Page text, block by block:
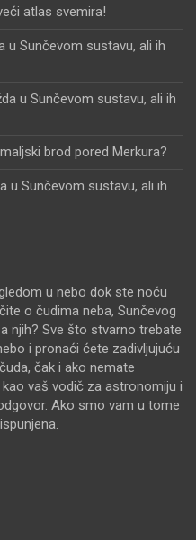
atlas svemira!
u Sunčevom sustavu, ali ih
u Sunčevom sustavu, ali ih
brod pored Merkura?
u Sunčevom sustavu, ali ih
u nebo dok ste noću
o čudima neba, Sunčevog
njih? Sve što stvarno trebate
i pronaći ćete zadivljujuću
čak i ako nemate
vaš vodič za astronomiju i
Ako smo vam u tome